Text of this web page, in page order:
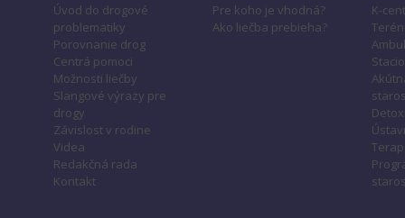
Úvod do drogové
problematiky
Porovnanie drog
Centrá pomoci
Možnosti liečby
Slangové výrazy pre
drogy
Závislost v rodine
Videa
Redakčná rada
Kontakt
Pre koho je vhodná?
Ako liečba prebieha?
K-